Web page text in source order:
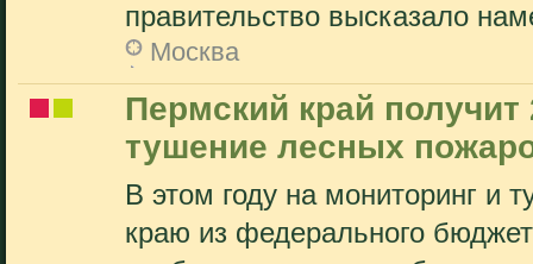
правительство высказало
Москва
Пермский край
тушение лесных
В этом году на мониторинг и
краю из федерального